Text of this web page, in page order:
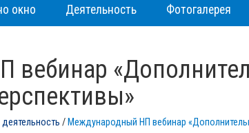
окно Деятельность Фотогалерея
/ Международный НП вебинар